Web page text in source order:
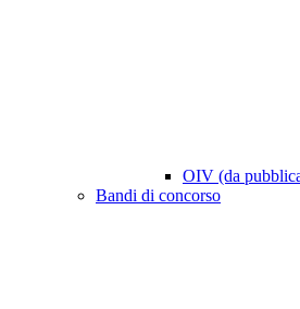
OIV (da
Bandi di concorso